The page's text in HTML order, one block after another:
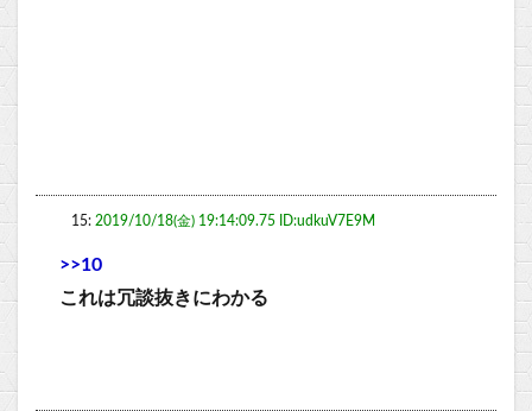
15: 2019/10/18(金) 19:14:09.75 ID:udkuV7E9M
>>10
これは冗談抜きにわかる